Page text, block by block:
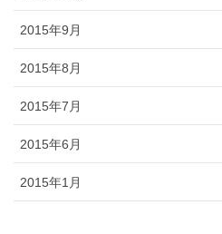
2015年9月
2015年8月
2015年7月
2015年6月
2015年1月